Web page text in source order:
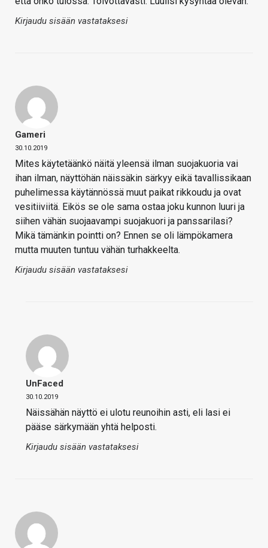
Kirjaudu sisään vastataksesi
Gameri
30.10.2019
Mites käytetäänkö näitä yleensä ilman suojakuoria vai
ihan ilman, näyttöhän näissäkin särkyy eikä tavallissikaan
puhelimessa käytännössä muut paikat rikkoudu ja ovat
vesitiiviitä. Eikös se ole sama ostaa joku kunnon luuri ja
siihen vähän suojaavampi suojakuori ja panssarilasi?
Mikä tämänkin pointti on? Ennen se oli lämpökamera
mutta muuten tuntuu vähän turhakkeelta.
Kirjaudu sisään vastataksesi
UnFaced
30.10.2019
Näissähän näyttö ei ulotu reunoihin asti, eli lasi ei
pääse särkymään yhtä helposti.
Kirjaudu sisään vastataksesi